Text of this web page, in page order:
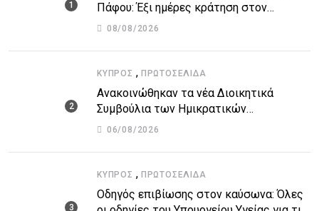
Πάφου: Έξι ημέρες κράτηση στον
51χρονο μοναχό
08/08/2026
ΚΎΠΡΟΣ , ΠΡΩΤΟΣΈΛΙΔΑ
Ανακοινώθηκαν τα νέα Διοικητικά
Συμβούλια των Ημικρατικών
Οργανισμών – Όλη η λίστα με τα
06/08/2026
ΚΎΠΡΟΣ , ΠΡΩΤΟΣΈΛΙΔΑ
Οδηγός επιβίωσης στον καύσωνα: Όλες